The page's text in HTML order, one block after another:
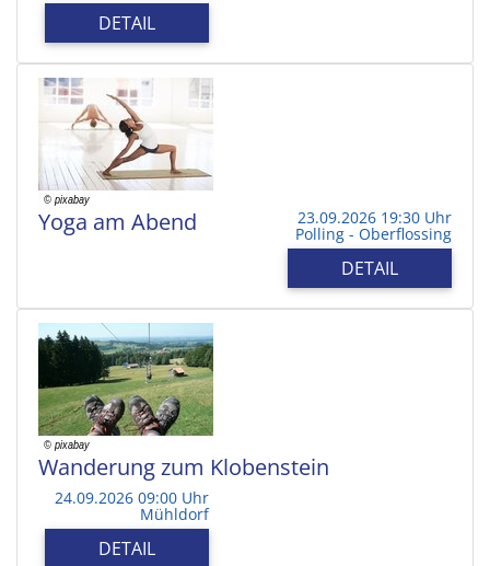
DETAIL
Yoga am Abend 23.09.2026 19:30 Uhr
Polling - Oberflossing
DETAIL
Wanderung zum Klobenstein
24.09.2026 09:00 Uhr
Mühldorf
DETAIL